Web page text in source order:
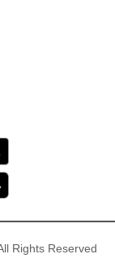
Rights Reserved